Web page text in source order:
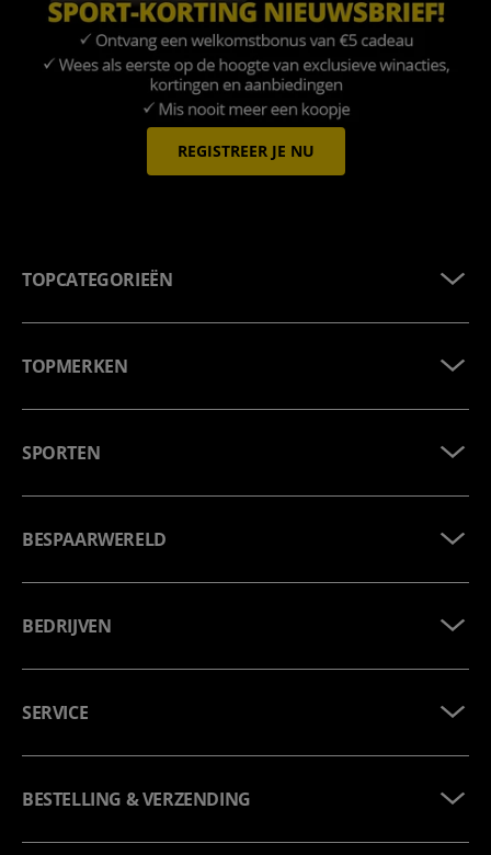
REGISTREER JE NU
TOPCATEGORIEËN
TOPMERKEN
SPORTEN
BESPAARWERELD
BEDRIJVEN
SERVICE
BESTELLING & VERZENDING